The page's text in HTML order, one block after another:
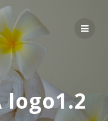
logo1.2